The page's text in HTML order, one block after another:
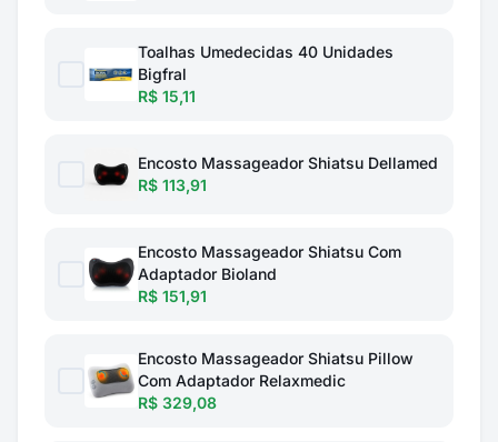
Toalhas Umedecidas 40 Unidades
Bigfral
R$ 15,11
Encosto Massageador Shiatsu Dellamed
R$ 113,91
Encosto Massageador Shiatsu Com
Adaptador Bioland
R$ 151,91
Encosto Massageador Shiatsu Pillow
Com Adaptador Relaxmedic
R$ 329,08